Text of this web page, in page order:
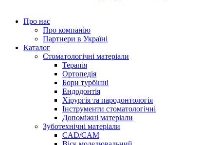
Про нас
Про компанію
Партнери в Україні
Каталог
Стоматологічні матеріали
Терапія
Ортопедія
Бори турбінні
Ендодонтія
Хірургія та пародонтологія
Інструменти стоматологічні
Допоміжні матеріали
Зуботехнічні матеріали
CAD/CAM